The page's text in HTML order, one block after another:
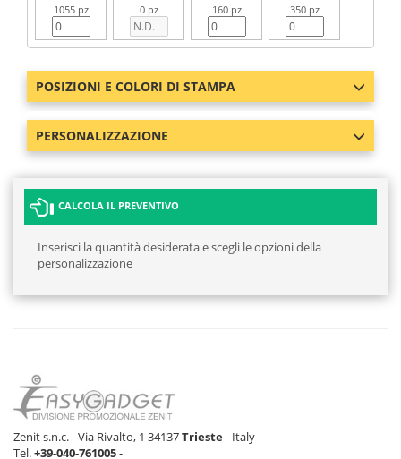
1055 pz 0 pz 160 pz 350 pz
POSIZIONI E COLORI DI STAMPA
PERSONALIZZAZIONE
CALCOLA IL PREVENTIVO
Inserisci la quantità desiderata e scegli le opzioni della
personalizzazione
Zenit s.n.c. - Via Rivalto, 1 34137Trieste- Italy -
Tel.+39-040-761005-